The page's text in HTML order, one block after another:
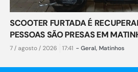
SCOOTER FURTADA É
PESSOAS SÃO PRESAS EM
7 / agosto / 2026 17:41 - Geral, Matinhos